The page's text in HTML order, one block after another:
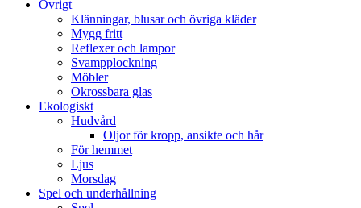
Övrigt
Klänningar, blusar och övriga kläder
Mygg fritt
Reflexer och lampor
Svampplockning
Möbler
Okrossbara glas
Ekologiskt
Hudvård
Oljor för kropp, ansikte och hår
För hemmet
Ljus
Morsdag
Spel och underhållning